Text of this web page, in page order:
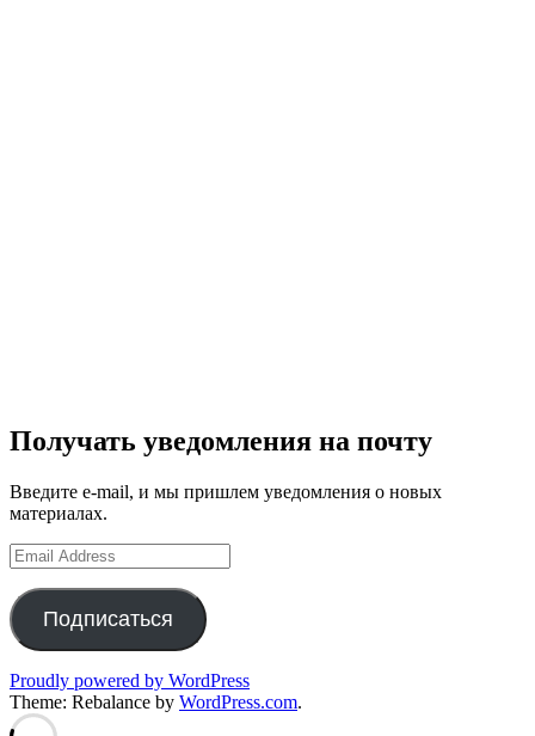
Получать уведомления на почту
Введите e-mail, и мы пришлем уведомления о новых
материалах.
Email
Address
Подписаться
Proudly powered by WordPress
Theme: Rebalance by WordPress.com.